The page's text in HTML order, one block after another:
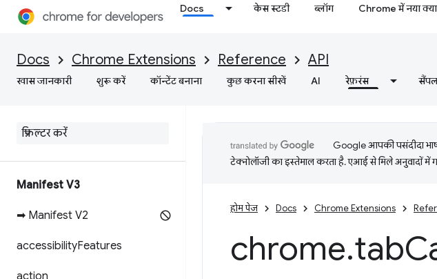
Docs केस स्टडी ब्लॉग Chrome में नया
Docs Chrome Extensions Reference API
खास जानकारी शुरू करें कॉन्टेंट बनाना कुछ करना सीखें AI रेफ़रंस
Manifest V3
➡ Manifest V2
accessibilityFeatures
action
Google आपकी पसंदीदा
टेक्नोलॉजी का इस्तेमाल करता है. एआई से मिले अनुवादों में
होम पेज Docs Chrome Extensions
chrome.tab